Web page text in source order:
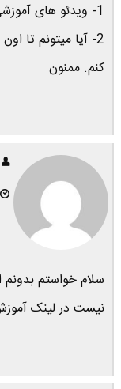
1- ویدئو های آموزشی رو از کی میگذارید
2- آیا میتونم تا
کنم. ممنون
سلام خواستم
نیست در لینک